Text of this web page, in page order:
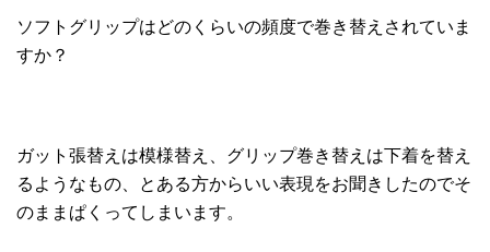
ソフトグリップはどのくらいの頻度で巻き替えされていま
すか？
ガット張替えは模様替え、グリップ巻き替えは下着を替え
るようなもの、とある方からいい表現をお聞きしたのでそ
のままぱくってしまいます。